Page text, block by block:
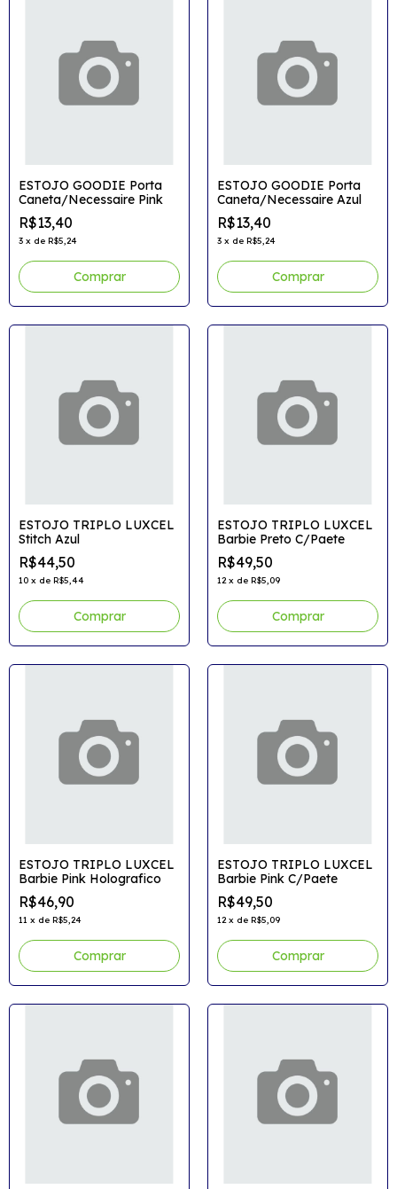
ESTOJO GOODIE Porta
Caneta/Necessaire Pink
R$13,40
3 x de R$5,24
ESTOJO GOODIE Porta
Caneta/Necessaire Azul
R$13,40
3 x de R$5,24
ESTOJO TRIPLO LUXCEL
Stitch Azul
R$44,50
10 x de R$5,44
ESTOJO TRIPLO LUXCEL
Barbie Preto C/Paete
R$49,50
12 x de R$5,09
ESTOJO TRIPLO LUXCEL
Barbie Pink Holografico
R$46,90
11 x de R$5,24
ESTOJO TRIPLO LUXCEL
Barbie Pink C/Paete
R$49,50
12 x de R$5,09